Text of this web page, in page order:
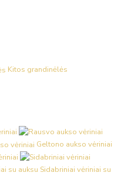
Kitos grandinėlės
Geltono aukso vėriniai
Sidabriniai vėriniai su